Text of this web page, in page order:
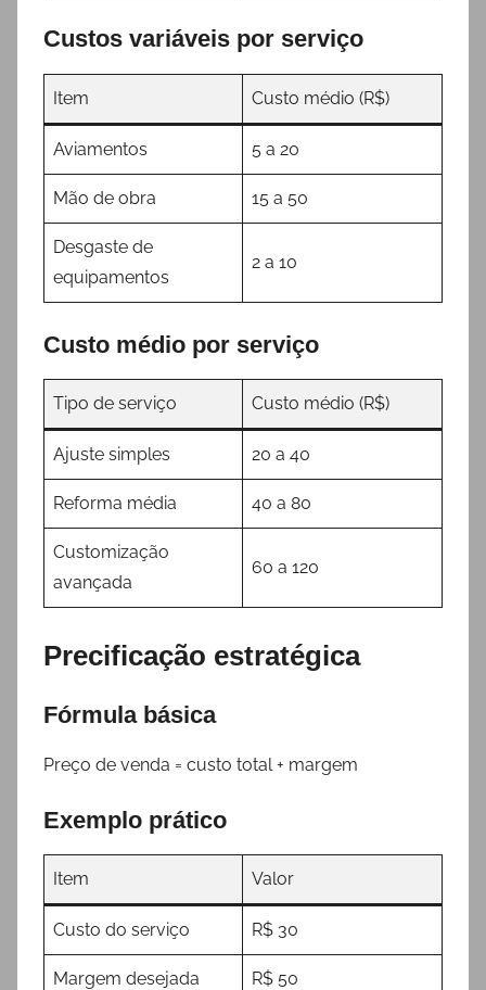
Custos variáveis por serviço
Item Custo médio (R$)
Aviamentos 5 a 20
Mão de obra 15 a 50
Desgaste de
equipamentos
2 a 10
Custo médio por serviço
Tipo de serviço Custo médio (R$)
Ajuste simples 20 a 40
Reforma média 40 a 80
Customização
avançada
60 a 120
Precificação estratégica
Fórmula básica
Preço de venda = custo total + margem
Exemplo prático
Item Valor
Custo do serviço R$ 30
Margem desejada R$ 50